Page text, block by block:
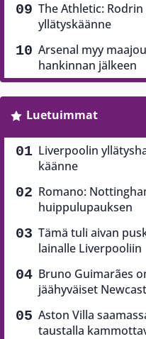
The Athletic:
yllätyskäänne
Arsenal myy
hankinnan jälkeen
Luetuimmat
Liverpoolin
käänne
Romano:
huippulupauksen
Tämä tuli aivan
lainalle Liverpooliin
Bruno Guimarães
jäähyväiset
Aston Villa
taustalla